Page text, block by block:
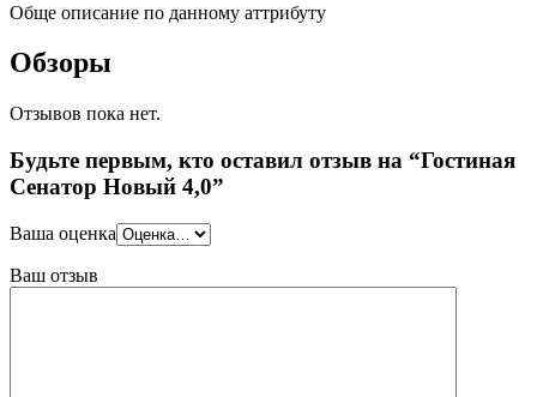
Обще описание по данному аттрибуту
Обзоры
Отзывов пока нет.
Будьте первым, кто оставил отзыв на “Гостиная
Сенатор Новый 4,0”
Ваша оценка
Ваш отзыв